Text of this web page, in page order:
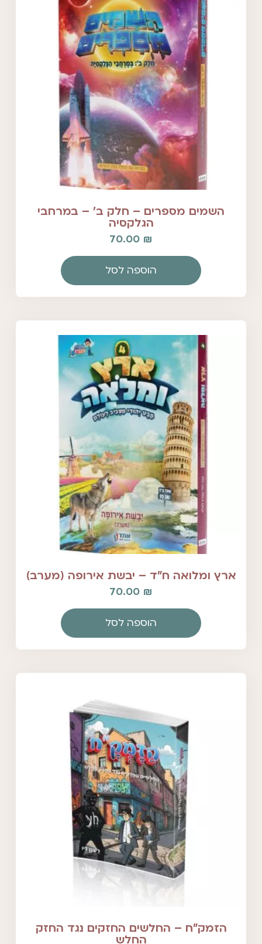
השמים מספרים – חלק ב' – במרחבי
הגלקסיה
70.00 ₪
הוספה לסל
ארץ ומלואה ח"ד – יבשת אירופה (מערב)
70.00 ₪
הוספה לסל
הזמק"ח – החלשים החזקים נגד החזק
החלש